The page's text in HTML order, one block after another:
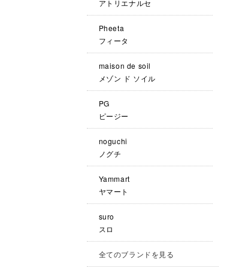
アトリエナルセ
Pheeta
フィータ
maison de soil
メゾン ド ソイル
PG
ピージー
noguchi
ノグチ
Yammart
ヤマート
suro
スロ
全てのブランドを見る